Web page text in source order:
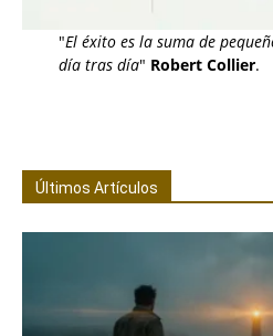
"El éxito es la suma de
día tras día" Robert Collier.
Últimos Artículos